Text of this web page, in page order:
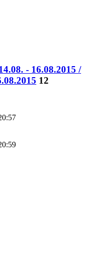
- 16.08.2015 /
12